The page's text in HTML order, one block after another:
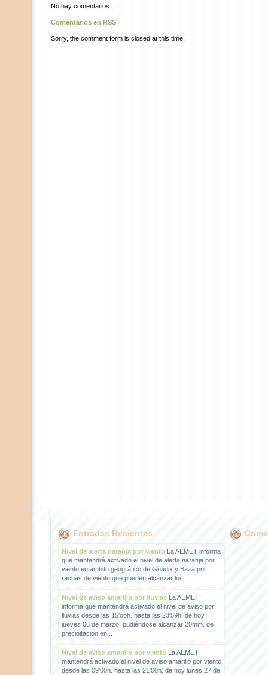
No hay comentarios.
Comentarios en RSS
Sorry, the comment form is closed at this time.
Entradas Recientes
Nivel de alerta naranja por vientoLa AEMET informa
que mantendrá activado el nivel de alerta naranja por
viento en ámbito geográfico de Guadix y Baza por
rachas de viento que pueden alcanzar los...
Nivel de aviso amarillo por lluviasLa AEMET
informa que mantendrá activado el nivel de aviso por
lluvias desde las 15'ooh. hasta las 23'59h. de hoy
jueves 06 de marzo, pudiéndose alcanzar 20mm. de
precipitación en...
Nivel de aviso amarillo por vientoLa AEMET
mantendrá activado el nivel de aviso amarillo por viento
desde las 09'00h. hasta las 21'00h. de hoy lunes 27 de